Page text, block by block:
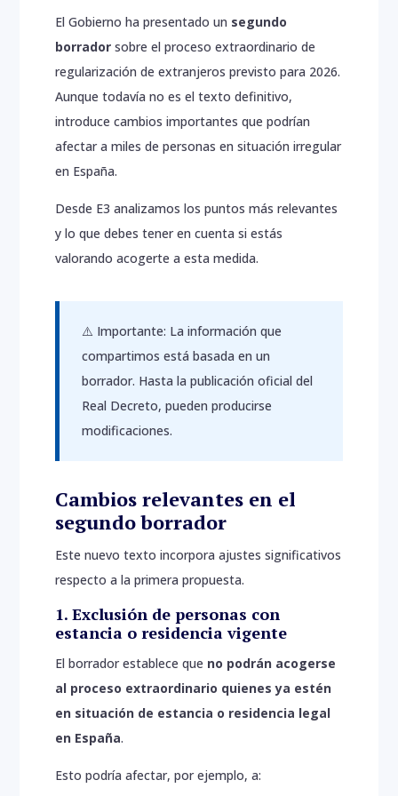
Inicio
Nosotros
Servicios
Blog
Contacto
El Gobierno ha presentado un segundo
borrador sobre el proceso extraordinario de
regularización de extranjeros previsto para 2026.
Aunque todavía no es el texto definitivo,
introduce cambios importantes que podrían
afectar a miles de personas en situación irregular
en España.
Desde E3 analizamos los puntos más relevantes
y lo que debes tener en cuenta si estás
valorando acogerte a esta medida.
⚠️ Importante: La información que
compartimos está basada en un
borrador. Hasta la publicación oficial del
Real Decreto, pueden producirse
modificaciones.
Cambios relevantes en el
segundo borrador
Este nuevo texto incorpora ajustes significativos
respecto a la primera propuesta.
1. Exclusión de personas con
estancia o residencia vigente
El borrador establece que no podrán acogerse
al proceso extraordinario quienes ya estén
en situación de estancia o residencia legal
en España.
Esto podría afectar, por ejemplo, a: